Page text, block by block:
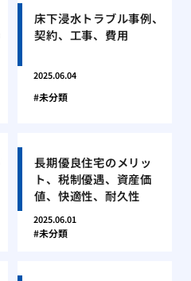
床下浸水トラブル事例、
契約、工事、費用
2025.06.04
未分類
長期優良住宅のメリッ
ト、税制優遇、資産価
値、快適性、耐久性
2025.06.01
未分類